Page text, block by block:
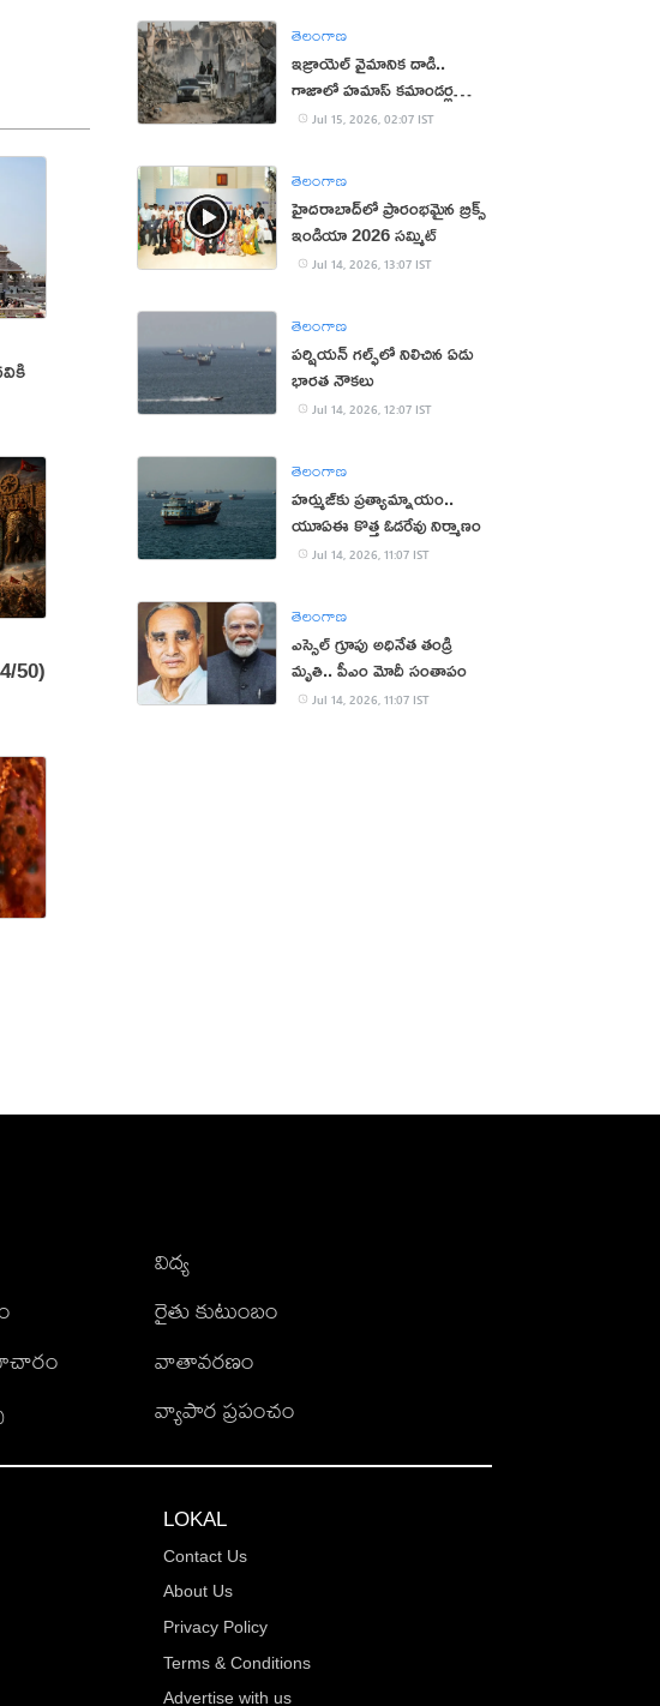
50)
తెలంగాణ
ఇజ్రాయెల్ వైమానిక దాడి..
గాజాలో హమాస్ కమాండర్ల
హతంJul 15, 2026, 02:07 IST
తెలంగాణ
హైదరాబాద్‌లో ప్రారంభమైన బ్రిక్స్
ఇండియా 2026 సమ్మిట్
Jul 14, 2026, 13:07 IST
తెలంగాణ
పర్షియన్‌ గల్ఫ్‌లో నిలిచిన ఏడు
భారత నౌకలు
Jul 14, 2026, 12:07 IST
తెలంగాణ
హర్ముజ్‌కు ప్రత్యామ్నాయం..
యూఏఈ కొత్త ఓడరేవు నిర్మాణం
Jul 14, 2026, 11:07 IST
తెలంగాణ
ఎస్సెల్‌ గ్రూపు అధినేత తండ్రి
మృతి.. పీఎం మోదీ సంతాపం
Jul 14, 2026, 11:07 IST
విద్య
రైతు కుటుంబం
వాతావరణం
వ్యాపార ప్రపంచం
LOKAL
Contact Us
About Us
Privacy Policy
Terms & Conditions
Advertise with us